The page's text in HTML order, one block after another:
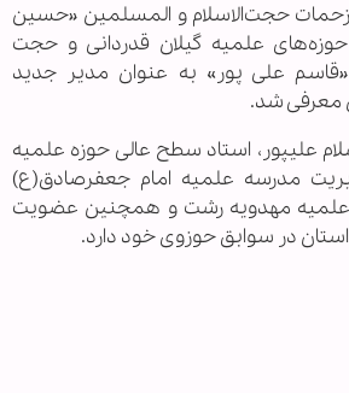
زحمات حجت‌الاسلام و المسلمین «حسین
علمیه گیلان قدردانی و حجت
«قاسم علی پور» به عنوان مدیر جدید
معرفی شد.
علیپور، استاد سطح عالی حوزه علمیه
مدرسه علمیه امام جعفرصادق(ع)
علمیه مهدویه رشت و همچنین عضویت
در سوابق حوزوی خود دارد.